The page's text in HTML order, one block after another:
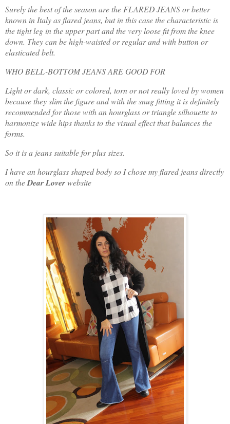
Surely the best of the season are the FLARED JEANS or better
known in Italy as flared jeans, but in this case the characteristic is
the tight leg in the upper part and the very loose fit from the knee
down. They can be high-waisted or regular and with button or
elasticated belt.
WHO BELL-BOTTOM JEANS ARE GOOD FOR
Light or dark, classic or colored, torn or not really loved by women
because they slim the figure and with the snug fitting it is definitely
recommended for those with an hourglass or triangle silhouette to
harmonize wide hips thanks to the visual effect that balances the
forms.
So it is a jeans suitable for plus sizes.
I have an hourglass shaped body so I chose my flared jeans directly
on theDear Loverwebsite